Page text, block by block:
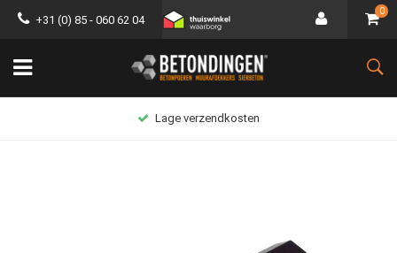
+31 (0) 85 - 060 62 04
0
Lage verzendkosten